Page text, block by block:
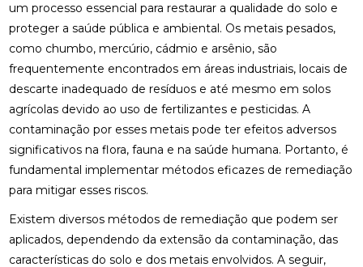
um processo essencial para restaurar a qualidade do solo e
proteger a saúde pública e ambiental. Os metais pesados,
como chumbo, mercúrio, cádmio e arsênio, são
frequentemente encontrados em áreas industriais, locais de
descarte inadequado de resíduos e até mesmo em solos
agrícolas devido ao uso de fertilizantes e pesticidas. A
contaminação por esses metais pode ter efeitos adversos
significativos na flora, fauna e na saúde humana. Portanto, é
fundamental implementar métodos eficazes de remediação
para mitigar esses riscos.
Existem diversos métodos de remediação que podem ser
aplicados, dependendo da extensão da contaminação, das
características do solo e dos metais envolvidos. A seguir,